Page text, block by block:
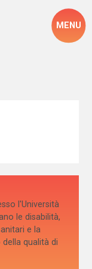
MENU
l'Università
le disabilità,
e la
qualità di